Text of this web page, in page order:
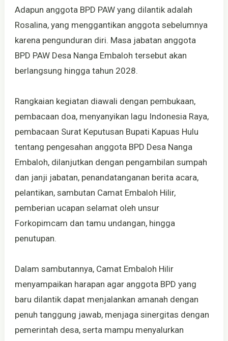
Adapun anggota BPD PAW yang dilantik adalah
Rosalina, yang menggantikan anggota sebelumnya
karena pengunduran diri. Masa jabatan anggota
BPD PAW Desa Nanga Embaloh tersebut akan
berlangsung hingga tahun 2028.
Rangkaian kegiatan diawali dengan pembukaan,
pembacaan doa, menyanyikan lagu Indonesia Raya,
pembacaan Surat Keputusan Bupati Kapuas Hulu
tentang pengesahan anggota BPD Desa Nanga
Embaloh, dilanjutkan dengan pengambilan sumpah
dan janji jabatan, penandatanganan berita acara,
pelantikan, sambutan Camat Embaloh Hilir,
pemberian ucapan selamat oleh unsur
Forkopimcam dan tamu undangan, hingga
penutupan.
Dalam sambutannya, Camat Embaloh Hilir
menyampaikan harapan agar anggota BPD yang
baru dilantik dapat menjalankan amanah dengan
penuh tanggung jawab, menjaga sinergitas dengan
pemerintah desa, serta mampu menyalurkan